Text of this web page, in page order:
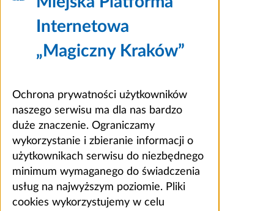
Internetowa
„Magiczny Kraków”
Ochrona prywatności użytkowników
naszego serwisu ma dla nas bardzo
duże znaczenie. Ograniczamy
wykorzystanie i zbieranie informacji o
użytkownikach serwisu do niezbędnego
minimum wymaganego do świadczenia
usług na najwyższym poziomie. Pliki
cookies wykorzystujemy w celu